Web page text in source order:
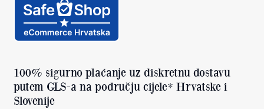
100% sigurno plaćanje uz diskretnu dostavu
putem GLS-a na području cijele* Hrvatske i
Slovenije